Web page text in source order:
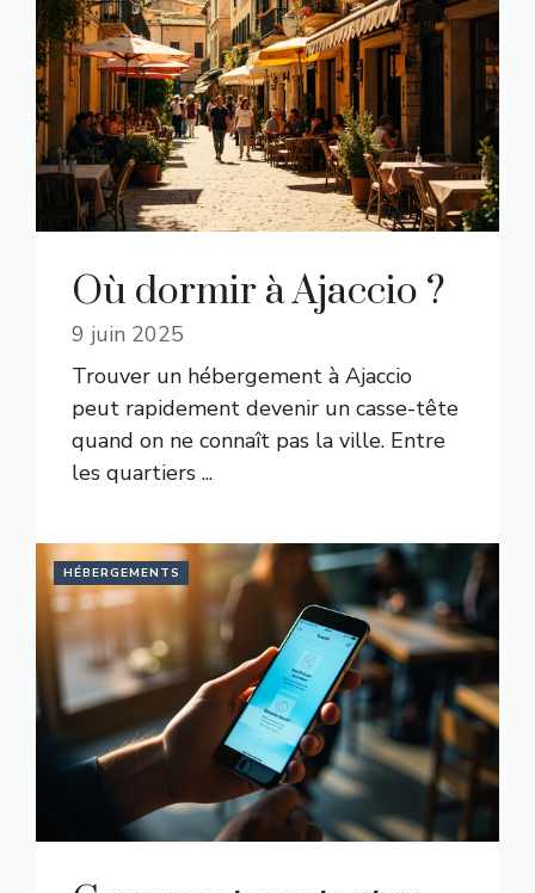
Où dormir à Ajaccio ?
9 juin 2025
Trouver un hébergement à Ajaccio
peut rapidement devenir un casse-tête
quand on ne connaît pas la ville. Entre
les quartiers ...
HÉBERGEMENTS